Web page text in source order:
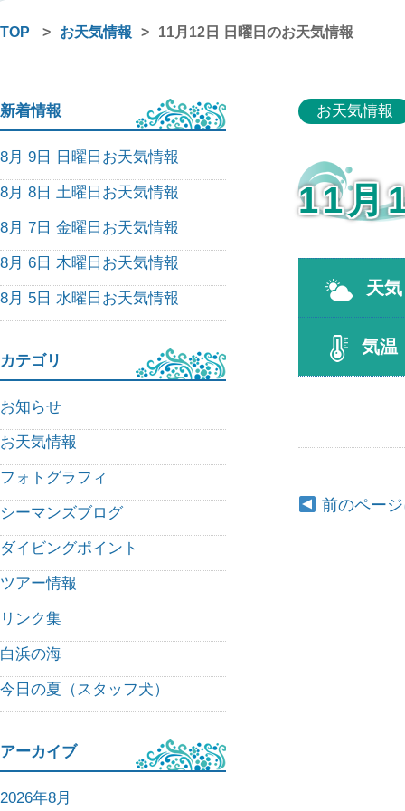
TOP > お天気情報 > 11月12日 日曜日のお天気情報
新着情報
8月 9日 日曜日お天気情報
8月 8日 土曜日お天気情報
8月 7日 金曜日お天気情報
8月 6日 木曜日お天気情報
8月 5日 水曜日お天気情報
カテゴリ
お知らせ
お天気情報
フォトグラフィ
シーマンズブログ
ダイビングポイント
ツアー情報
リンク集
白浜の海
今日の夏（スタッフ犬）
アーカイブ
2026年8月
お天気情報
11月
天気
気温
前のペー